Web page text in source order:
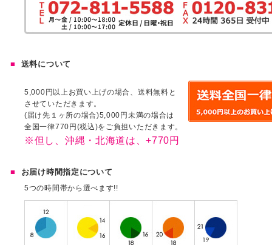
送料について
5,000円以上お買い上げの場合、送料無料と
させていただきます。
(届け先１ヶ所の場合)5,000円未満の場合は
全国一律770円(税込)をご負担いただきます。
※但し、沖縄・北海道は、+770円
お届け時間指定について
5つの時間帯から選べます!!